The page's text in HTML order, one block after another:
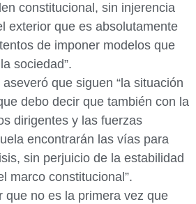
constitucional, sin injerencia
exterior que es absolutamente
de imponer modelos que
sociedad”.
que siguen “la situación
debo decir que también con la
dirigentes y las fuerzas
encontrarán las vías para
sin perjuicio de la estabilidad
marco constitucional”.
que no es la primera vez que